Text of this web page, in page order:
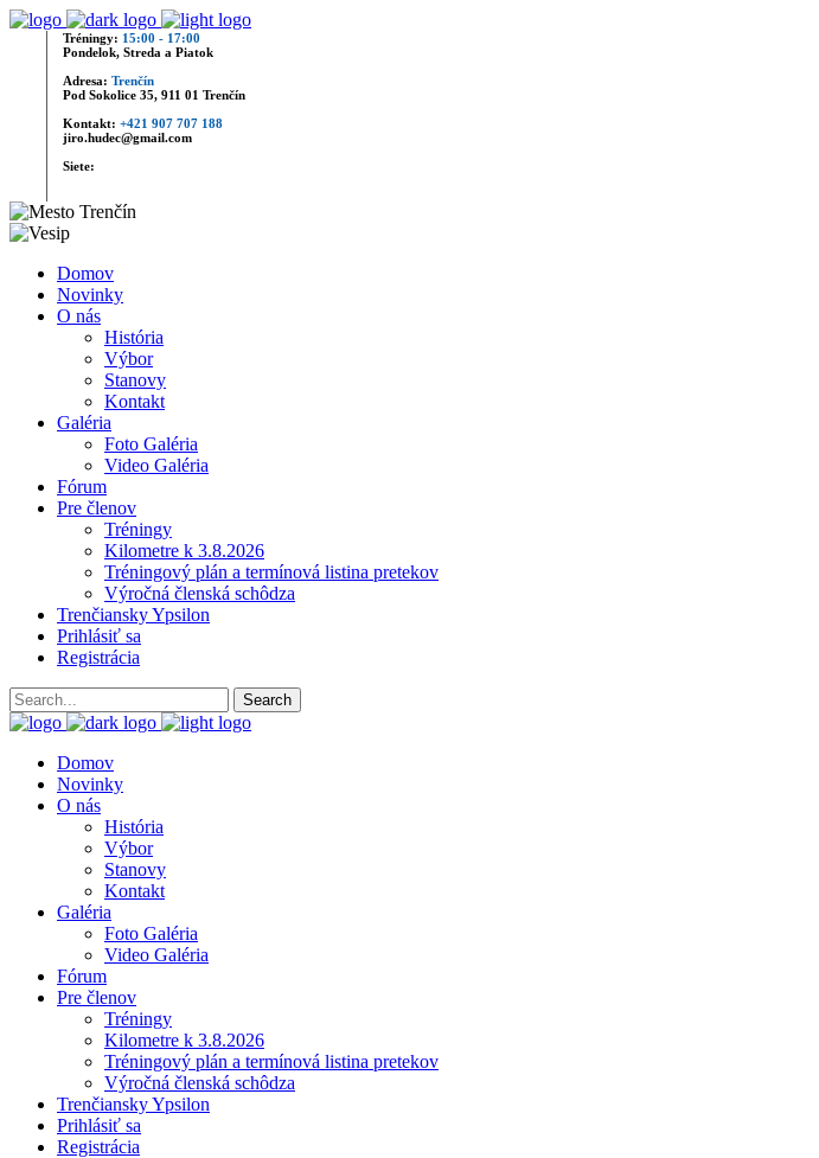
Tréningy: 15:00 - 17:00
Pondelok, Streda a Piatok
Adresa: Trenčín
Pod Sokolice 35, 911 01 Trenčín
Kontakt: +421 907 707 188
jiro.hudec@gmail.com
Siete:
Domov
Novinky
O nás
História
Výbor
Stanovy
Kontakt
Galéria
Foto Galéria
Video Galéria
Fórum
Pre členov
Tréningy
Kilometre k 3.8.2026
Tréningový plán a termínová listina pretekov
Výročná členská schôdza
Trenčiansky Ypsilon
Prihlásiť sa
Registrácia
Domov
Novinky
O nás
História
Výbor
Stanovy
Kontakt
Galéria
Foto Galéria
Video Galéria
Fórum
Pre členov
Tréningy
Kilometre k 3.8.2026
Tréningový plán a termínová listina pretekov
Výročná členská schôdza
Trenčiansky Ypsilon
Prihlásiť sa
Registrácia